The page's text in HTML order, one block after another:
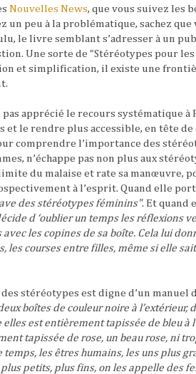
Nouvelles News, que vous suivez les
un peu à la problématique, sachez que
le livre semblant s’adresser à un
Une sorte de "Stéréotypes pour
et simplification, il existe une
pas apprécié le recours systématique à
et le rendre plus accessible, en tête
comprendre l’importance des
n’échappe pas non plus aux
du malaise et rate sa manœuvre,
à l’esprit. Quand elle
des stéréotypes féminins". Et quand
d ‘oublier un temps les réflexions
les copines de sa boîte. Cela lui
les courses entre filles, même si elle
stéréotypes est digne d’un manuel
boîtes de couleur noire à l’extérieur,
elles est entièrement tapissée de bleu à
tapissée de rose, un beau rose, ni
temps, les êtres humains, les uns plus
petits, plus fins, on les appelle des